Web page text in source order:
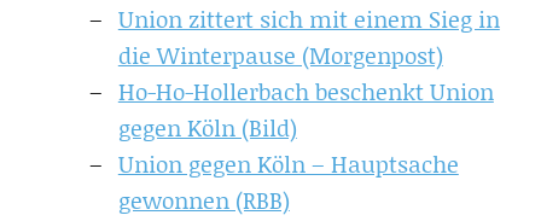
Union zittert sich mit einem Sieg in
die Winterpause (Morgenpost)
Ho-Ho-Hollerbach beschenkt Union
gegen Köln (Bild)
Union gegen Köln – Hauptsache
gewonnen (RBB)